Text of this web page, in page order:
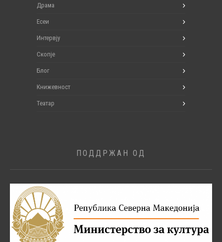
Драма
Есеи
Интервју
Скопје
Блог
Книжевност
Театар
ПОДДРЖАН ОД